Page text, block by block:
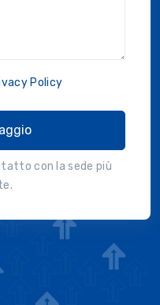
Policy
con la sede più